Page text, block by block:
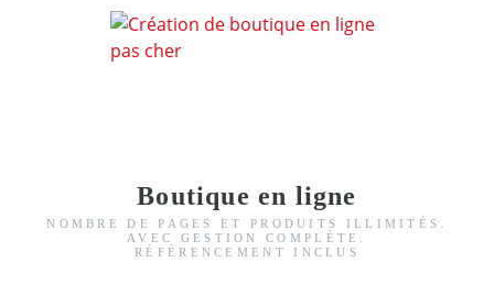
Boutique en ligne
NOMBRE DE PAGES ET PRODUITS ILLIMITÉS.
AVEC GESTION COMPLÈTE.
RÉFÉRENCEMENT INCLUS